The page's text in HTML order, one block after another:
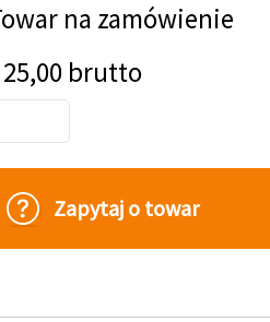
na zamówienie
25,00 brutto
Zapytaj o towar